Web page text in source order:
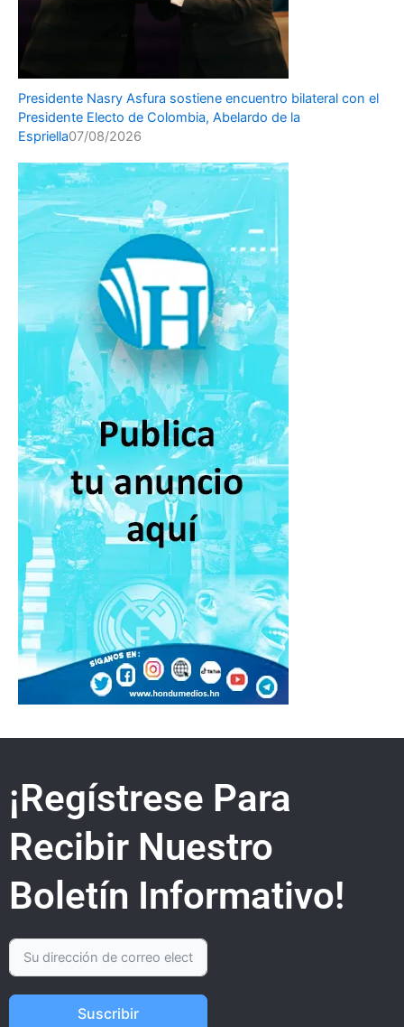
Presidente Nasry Asfura sostiene encuentro bilateral con el
Presidente Electo de Colombia, Abelardo de la
Espriella07/08/2026
¡Regístrese Para
Recibir Nuestro
Boletín Informativo!
Suscribir